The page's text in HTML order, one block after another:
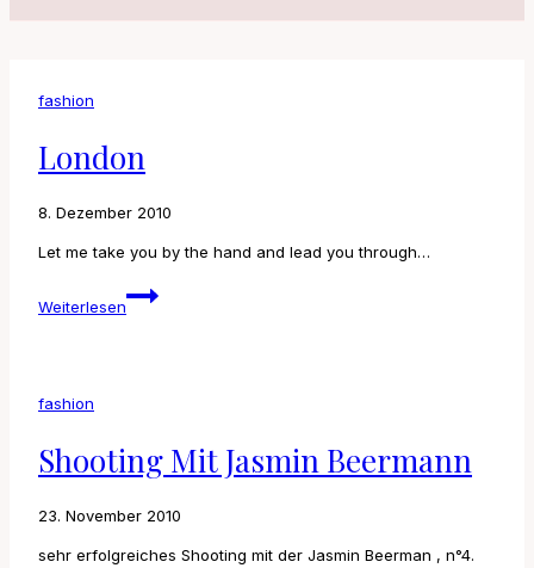
fashion
London
8. Dezember 2010
Let me take you by the hand and lead you through…
Weiterlesen
London
fashion
Shooting Mit Jasmin Beermann
23. November 2010
sehr erfolgreiches Shooting mit der Jasmin Beerman , n°4.